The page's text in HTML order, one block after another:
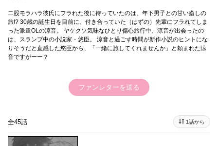
二股モラハラ彼氏にフラれた後に待っていたのは、年下男子との甘い癒しの
旅!? 30歳の誕生日を目前に、付き合っていた（はずの）先輩にフラれてしま
った派遣OLの涼音。 ヤケクソ気味なひとり傷心旅行中、涼音が出会ったの
は、スランプ中の小説家・悠臣。 涼音と過ごす時間が新作小説のヒントにな
りそうだと直感した悠臣から、「一緒に旅してくれませんか」と頼まれた涼
音ですがーー？
ファンレターを送る
全45話 1話から